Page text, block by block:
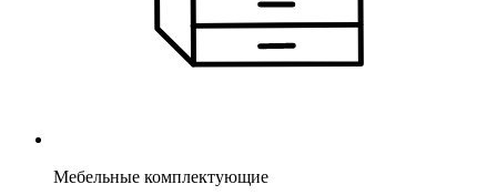
Мебельные комплектующие